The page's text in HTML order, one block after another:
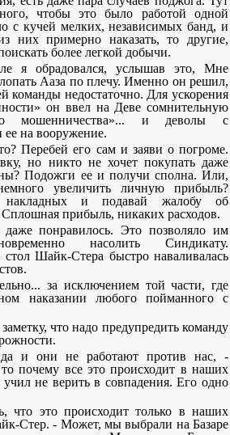
чтобы это было работой одной
с кучей мелких, независимых банд, и
них примерно наказать, то другие,
более легкой добычи.
я обрадовался, услышав это, Мне
Ааза по плечу. Именно он решил,
команды недостаточно. Для ускорения
он ввел на Деве сомнительную
мошенничества»... и деволы с
ее на вооружение.
Перебей его сам и заяви о погроме.
но никто не хочет покупать даже
Подожги ее и получи сполна. Или,
увеличить личную прибыль?
накладных и подавай жалобу об
прибыль, никаких расходов.
понравилось. Это позволяло им
насолить Синдикату.
Шайк-Стера быстро наваливалась
за исключением той части, где
наказании любого пойманного с
что надо предупредить команду
и они не работают против нас, -
почему все это происходит в наших
не верить в совпадения. Его одно
что это происходит только в наших
Стер. - Может, мы выбрали на Базаре